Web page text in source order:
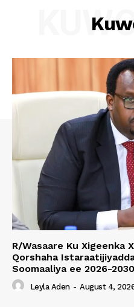
R/Wasaare Ku Xigeenka
Qorshaha
Soomaaliya ee 2026-2030
Leyla Aden - August 4,